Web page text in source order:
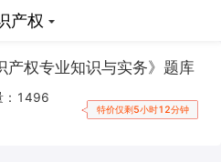
产权
权专业知识与实务》题库
1496
特价仅剩5小时12分钟